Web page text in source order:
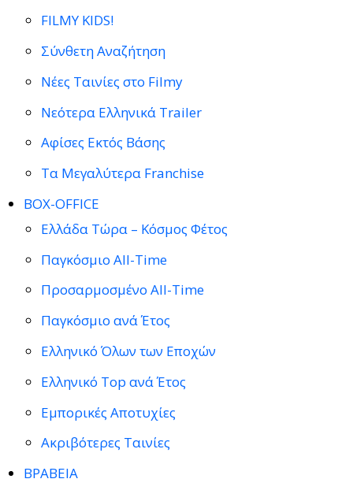
FILMY KIDS!
Σύνθετη Αναζήτηση
Νέες Ταινίες στο Filmy
Νεότερα Ελληνικά Trailer
Αφίσες Εκτός Βάσης
Τα Μεγαλύτερα Franchise
BOX-OFFICE
Ελλάδα Τώρα – Κόσμος Φέτος
Παγκόσμιο All-Time
Προσαρμοσμένο All-Time
Παγκόσμιο ανά Έτος
Ελληνικό Όλων των Εποχών
Ελληνικό Top ανά Έτος
Εμπορικές Αποτυχίες
Ακριβότερες Ταινίες
ΒΡΑΒΕΙΑ